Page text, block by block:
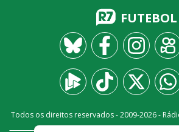
FUTEBOL
Todos os direitos reservados - 2009-2026-